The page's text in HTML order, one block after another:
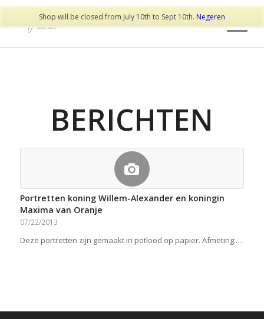
BERICHTEN
Portretten koning Willem-Alexander en koningin
Maxima van Oranje
07/22/2013
Deze portretten zijn gemaakt in potlood op papier. Afmeting:…
Shop will be closed from July 10th to Sept 10th. Negeren